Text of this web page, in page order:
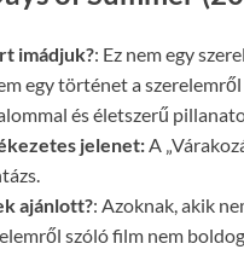
imádjuk?: Ez nem egy
egy történet a
és életszerű
jelenet: A
ajánlott?: Azoknak, akik
szóló film nem